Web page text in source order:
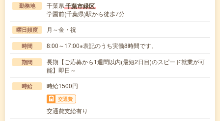
勤務地 千葉県千葉市緑区
学園前(千葉県)駅から徒歩7分
曜日頻度 月～金・祝
時間 8:00～17:00※表記のうち実働8時間です。
期間
長期【ご応募から1週間以内(最短2日目)のスピード就業が可
能】即日～
時給 時給1500円
交通費
交通費支給有り